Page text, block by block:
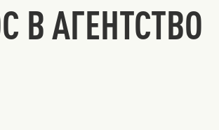
В АГЕНТСТВО